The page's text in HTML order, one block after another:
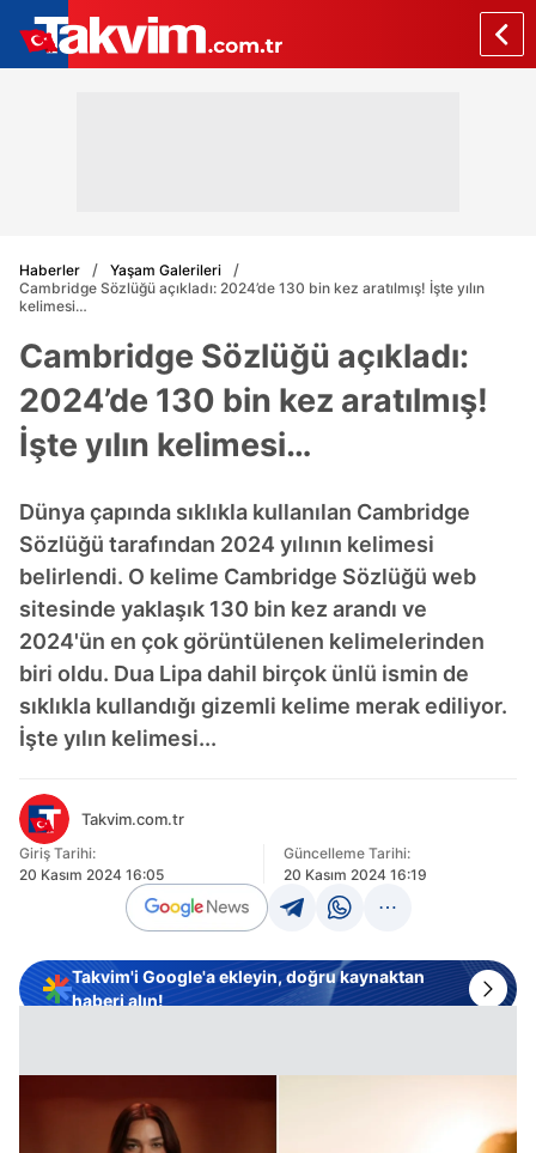
Haberler
Yaşam Galerileri
Cambridge Sözlüğü açıkladı: 2024’de 130 bin kez aratılmış! İşte yılın
kelimesi…
Cambridge Sözlüğü açıkladı:
2024’de 130 bin kez aratılmış!
İşte yılın kelimesi…
Dünya çapında sıklıkla kullanılan Cambridge
Sözlüğü tarafından 2024 yılının kelimesi
belirlendi. O kelime Cambridge Sözlüğü web
sitesinde yaklaşık 130 bin kez arandı ve
2024'ün en çok görüntülenen kelimelerinden
biri oldu. Dua Lipa dahil birçok ünlü ismin de
sıklıkla kullandığı gizemli kelime merak ediliyor.
İşte yılın kelimesi...
Takvim.com.tr
Giriş Tarihi:
20 Kasım 2024 16:05
Güncelleme Tarihi:
20 Kasım 2024 16:19
Takvim'i Google'a ekleyin, doğru kaynaktan
haberi alın!